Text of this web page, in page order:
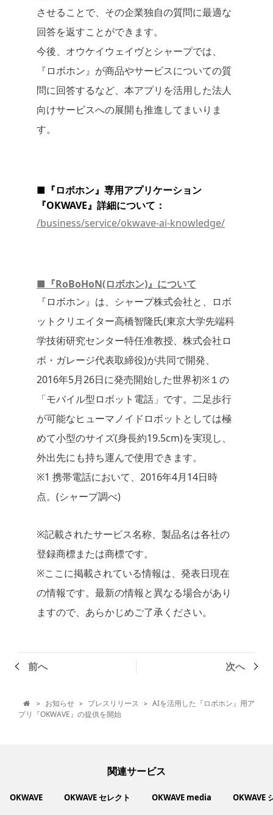
させることで、その企業独自の質問に最適な
回答を返すことができます。
今後、オウケイウェイヴとシャープでは、
『ロボホン』が商品やサービスについての質
問に回答するなど、本アプリを活用した法人
向けサービスへの展開も推進してまいりま
す。
■『ロボホン』専用アプリケーション
『OKWAVE』詳細について：
/business/service/okwave-ai-knowledge/
■『RoBoHoN(ロボホン)』について
『ロボホン』は、シャープ株式会社と、ロボ
ットクリエイター高橋智隆氏(東京大学先端科
学技術研究センター特任准教授、株式会社ロ
ボ・ガレージ代表取締役)が共同で開発、
2016年5月26日に発売開始した世界初※１の
「モバイル型ロボット電話」です。二足歩行
が可能なヒューマノイドロボットとしては極
めて小型のサイズ(身長約19.5cm)を実現し、
外出先にも持ち運んで使用できます。
※1 携帯電話において、2016年4月14日時
点。(シャープ調べ)
※記載されたサービス名称、製品名は各社の
登録商標または商標です。
※ここに掲載されている情報は、発表日現在
の情報です。最新の情報と異なる場合があり
ますので、あらかじめご了承ください。
前へ 次へ
 > お知らせ > プレスリリース > AIを活用した『ロボホン』用ア
プリ『OKWAVE』の提供を開始
関連サービス
OKWAVE OKWAVE セレクト OKWAVE media OKWAVE